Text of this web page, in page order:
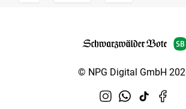
© NPG Digital GmbH